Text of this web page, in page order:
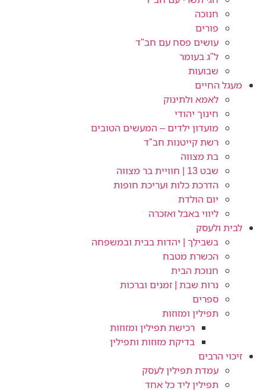
חנוכה
פורים
עושים פסח עם חב"ד
ל"ג בעומר
שבועות
מעגל החיים
לאמא ולתינוק
חינוך יהודי
מועדון ילדים – המעשים הטובים
רשת קייטנות חב"ד
בת מצווה
שבט 13 | חוויית בר מצווה
הדרכת כלות ועריכת חופות​
יום הולדת
ליווי באבל ואזכרה
לבית ולעסק
בשבילֵךְ | יהדות בבית ובמשפחה
הכשרת מטבח
חנוכת הבית
נרות שבת | זמנים וברכות
ספרים
תפילין ומזוזות
רכישת תפילין ומזוזות
בדיקת מזוזות ותפילין
זיכוי הרבים
עמדת תפילין לעסק
תפילין ליד כל אחד